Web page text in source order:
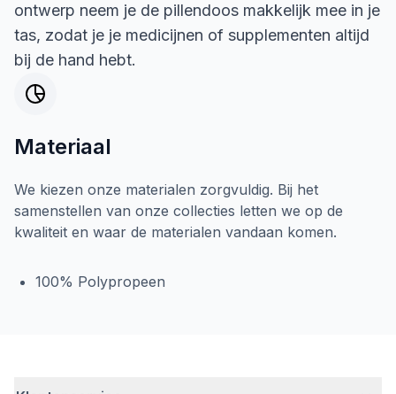
ontwerp neem je de pillendoos makkelijk mee in je
tas, zodat je je medicijnen of supplementen altijd
bij de hand hebt.
Materiaal
We kiezen onze materialen zorgvuldig. Bij het
samenstellen van onze collecties letten we op de
kwaliteit en waar de materialen vandaan komen.
100% Polypropeen